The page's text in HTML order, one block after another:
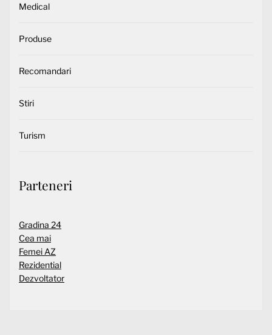
Medical
Produse
Recomandari
Stiri
Turism
Parteneri
Gradina 24
Cea mai
Femei AZ
Rezidential
Dezvoltator